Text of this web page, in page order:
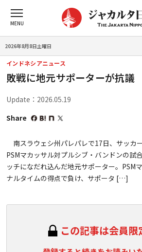
2026年8月8日土曜日
インドネシアニュース
敗戦に地元サポーターが抗議
Update：2026.05.19
Share
南スラウェシ州パレパレで17日、サッカ
PSMマカッサル対プルシブ・バンドンの試
ッチになだれ込んだ地元サポーター。PSM
ナルタイムの得点で負け、サポータ […]
この記事は会員限